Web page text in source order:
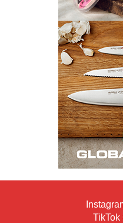
TikTok